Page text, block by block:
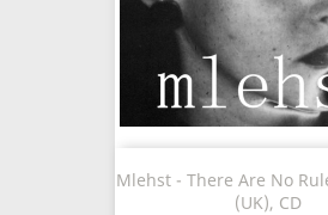
Mlehst - There Are No
(UK), CD